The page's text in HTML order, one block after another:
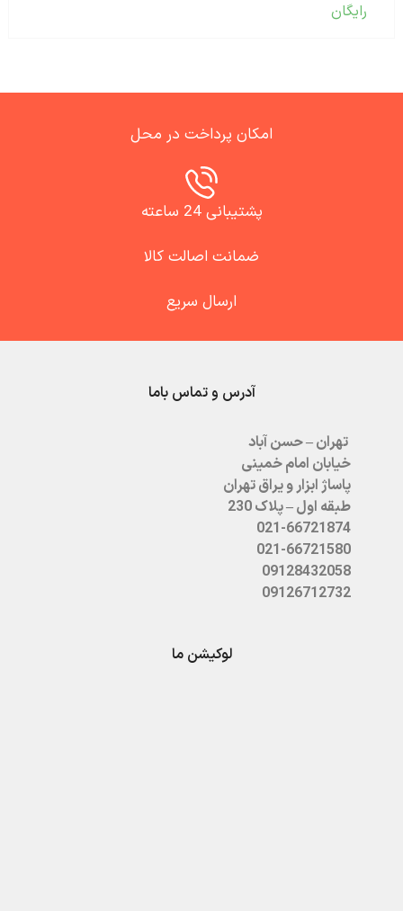
رایگان
امکان پرداخت در محل
پشتیبانی 24 ساعته
ضمانت اصالت کالا
ارسال سریع
آدرس و تماس باما
تهران – حسن آباد
خیابان امام خمینی
پاساژ ابزار و یراق تهران
طبقه اول – پلاک 230
021-66721874
021-66721580
09128432058
09126712732
لوکیشن ما